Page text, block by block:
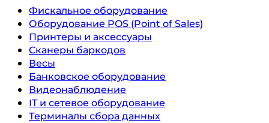
Фискальное оборудование
Оборудование POS (Point of Sales)
Принтеры и аксессуары
Сканеры баркодов
Весы
Банковское оборудование
Видеонаблюдение
IT и сетевое оборудование
Терминалы сбора данных